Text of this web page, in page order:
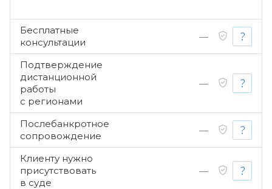
Бесплатные
консультации
—
Подтверждение
дистанционной
работы
с регионами
—
Послебанкротное
сопровождение
—
Клиенту нужно
присутствовать
в суде
—